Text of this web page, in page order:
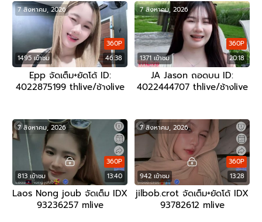
1495 เข้าชม 46:38
360P
7 สิงหาคม, 2026
Epp จัดเต็ม+ยัดโด้ ID:
4022875199 thlive/ช้างlive
1371 เข้าชม 20:18
360P
7 สิงหาคม, 2026
JA Jason ถอดบน ID:
4022444707 thlive/ช้างlive
813 เข้าชม 13:40
360P
7 สิงหาคม, 2026
Laos Nong joub จัดเต็ม IDX
93236257 mlive
942 เข้าชม 13:28
360P
7 สิงหาคม, 2026
jilbob.crot จัดเต็ม+ยัดโด้ IDX
93782612 mlive